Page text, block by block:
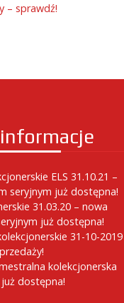
– sprawdź!
ELS 31.10.21 –
seryjnym już dostępna!
31.03.20 – nowa
już dostępna!
31-10-2019
kolekcjonerska
dostępna!